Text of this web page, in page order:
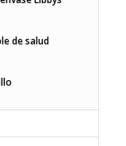
de salud